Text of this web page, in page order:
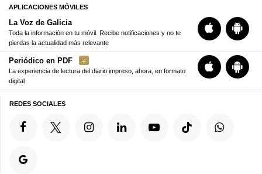
APLICACIONES MÓVILES
La Voz de Galicia
Toda la información en tu móvil. Recibe notificaciones y no te
pierdas la actualidad más relevante
Periódico en PDF
La experiencia de lectura del diario impreso, ahora, en formato
digital
REDES SOCIALES